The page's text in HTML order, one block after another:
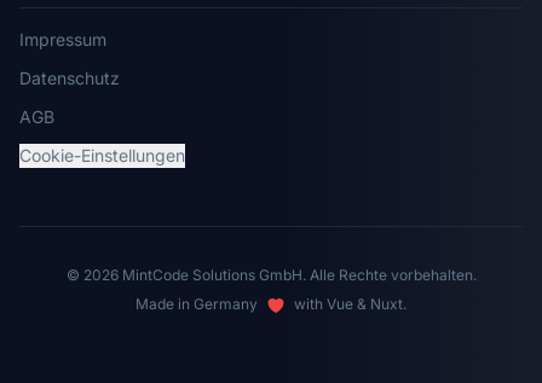
Impressum
Datenschutz
AGB
Cookie-Einstellungen
© 2026 MintCode Solutions GmbH. Alle Rechte vorbehalten.
Made in Germany
with Vue & Nuxt.